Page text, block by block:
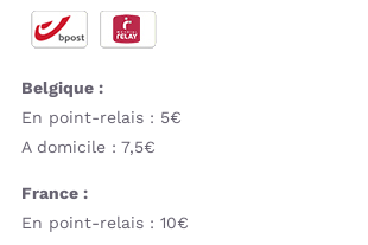
Belgique :
En point-relais : 5€
A domicile : 7,5€
France :
En point-relais : 10€